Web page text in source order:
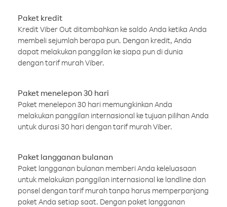
Paket kredit
Kredit Viber Out ditambahkan ke saldo Anda ketika Anda
membeli sejumlah berapa pun. Dengan kredit, Anda
dapat melakukan panggilan ke siapa pun di dunia
dengan tarif murah Viber.
Paket menelepon 30 hari
Paket menelepon 30 hari memungkinkan Anda
melakukan panggilan internasional ke tujuan pilihan Anda
untuk durasi 30 hari dengan tarif murah Viber.
Paket langganan bulanan
Paket langganan bulanan memberi Anda keleluasaan
untuk melakukan panggilan internasional ke landline dan
ponsel dengan tarif murah tanpa harus memperpanjang
paket Anda setiap saat. Dengan paket langganan